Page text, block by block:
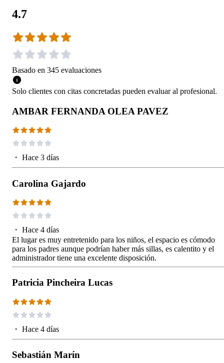
4.7
Basado en 345 evaluaciones
Solo clientes con citas concretadas pueden evaluar al profesional.
AMBAR FERNANDA OLEA PAVEZ
・ Hace 3 días
Carolina Gajardo
・ Hace 4 días
El lugar es muy entretenido para los niños, el espacio es cómodo
para los padres aunque podrían haber más sillas, es calentito y el
administrador tiene una excelente disposición.
Patricia Pincheira Lucas
・ Hace 4 días
Sebastián Marín